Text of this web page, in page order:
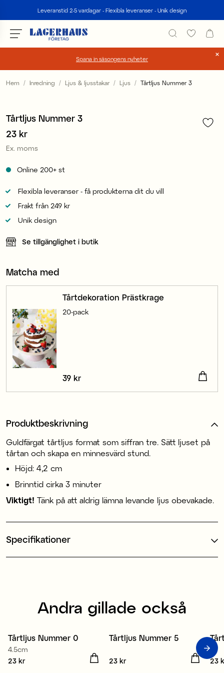
Leveranstid 2-5 vardagar - Flexibla leveranser - Unik design
Spana in säsongens nyheter
Välj språk / valuta
FI / EUR
Hem Inredning Ljus & ljusstakar Ljus
Tårtljus Nummer 3
Tårtljus Nummer 3
Pris:23 kr
23 kr
Ex. moms
Online 200+ st
Flexibla leveranser - få produkterna dit du vill
Frakt från 249 kr
Unik design
Se tillgänglighet i butik
Matcha med
Tårtdekoration Prästkrage
20-pack
Pris:
39 kr
Produktbeskrivning
Guldfärgat tårtljus format som siffran tre. Sätt ljuset på
tårtan och skapa en minnesvärd stund.
Höjd: 4,2 cm
Brinntid cirka 3 minuter
Viktigt! Tänk på att aldrig lämna levande ljus obevakade.
Specifikationer
Andra gillade också
Tårtljus Nummer 0
4.5cm
Pris:
23 kr
Tårtljus Nummer 5
Pris:
23 kr Pris
23